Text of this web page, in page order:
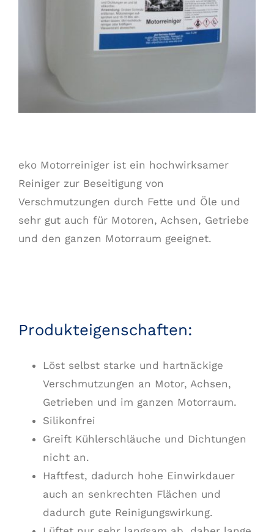
eko Motorreiniger ist ein hochwirksamer
Reiniger zur Beseitigung von
Verschmutzungen durch Fette und Öle und
sehr gut auch für Motoren, Achsen, Getriebe
und den ganzen Motorraum geeignet.
Produkteigenschaften:
Löst selbst starke und hartnäckige
Verschmutzungen an Motor, Achsen,
Getrieben und im ganzen Motorraum.
Silikonfrei
Greift Kühlerschläuche und Dichtungen
nicht an.
Haftfest, dadurch hohe Einwirkdauer
auch an senkrechten Flächen und
dadurch gute Reinigungswirkung.